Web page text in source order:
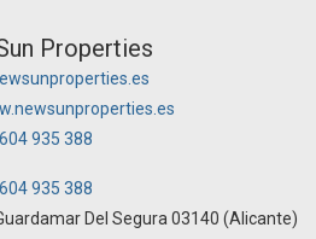
Properties
604 935 388
604 935 388
Del Segura 03140 (Alicante)